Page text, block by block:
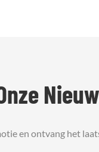
en ontvang het